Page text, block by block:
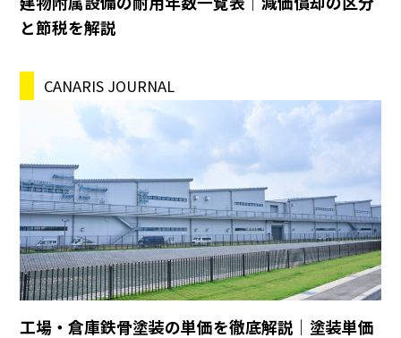
と節税を解説
CANARIS JOURNAL
工場・倉庫鉄骨塗装の単価を徹底解説｜塗装単価